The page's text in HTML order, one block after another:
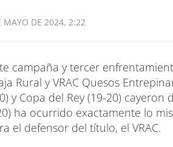
MAYO DE 2024, 2:22
campaña y tercer
Rural y VRAC Quesos
y Copa del Rey (19-20) cayeron
ha ocurrido exactamente lo
el defensor del título, el VRAC.